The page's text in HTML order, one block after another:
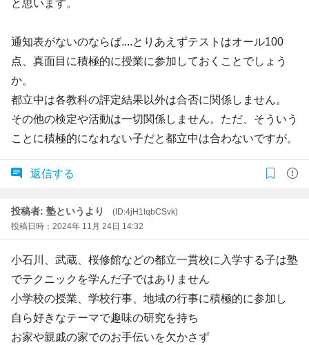
と思います。
通知表がないのならば....とりあえずテストはオール100
点、真面目に積極的に授業に参加しておくことでしょう
か。
都立中は各教科の評定結果以外は合否に関係しません。
その他の検定や活動は一切関係しません。ただ、そういう
ことに積極的になれない子だと都立中は合わないですが。
返信する
投稿者: 塾というより
(ID:4jH1lqbCSvk)
投稿日時：2024年 11月 24日 14:32
小石川、武蔵、桜修館などの都立一貫校に入学する子は塾
でテクニックを学んだ子ではありません
小学校の授業、学校行事、地域の行事に積極的に参加し
自ら好きなテーマで趣味の研究を持ち
お家や親戚の家でのお手伝いを欠かさず